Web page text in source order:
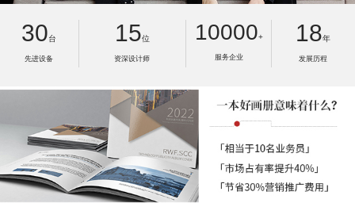
30台
先进设备
15位
资深设计师
10000+
服务企业
18年
发展历程